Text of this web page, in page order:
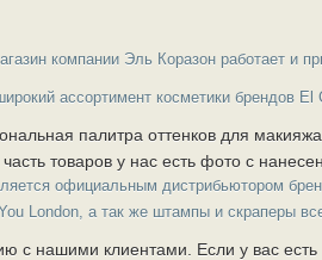
компании Эль Коразон работает и
ассортимент косметики брендов El
палитра оттенков для
товаров у нас есть фото с
официальным дистрибьютором
London, а так же штампы и скраперы
с нашими клиентами. Если у вас